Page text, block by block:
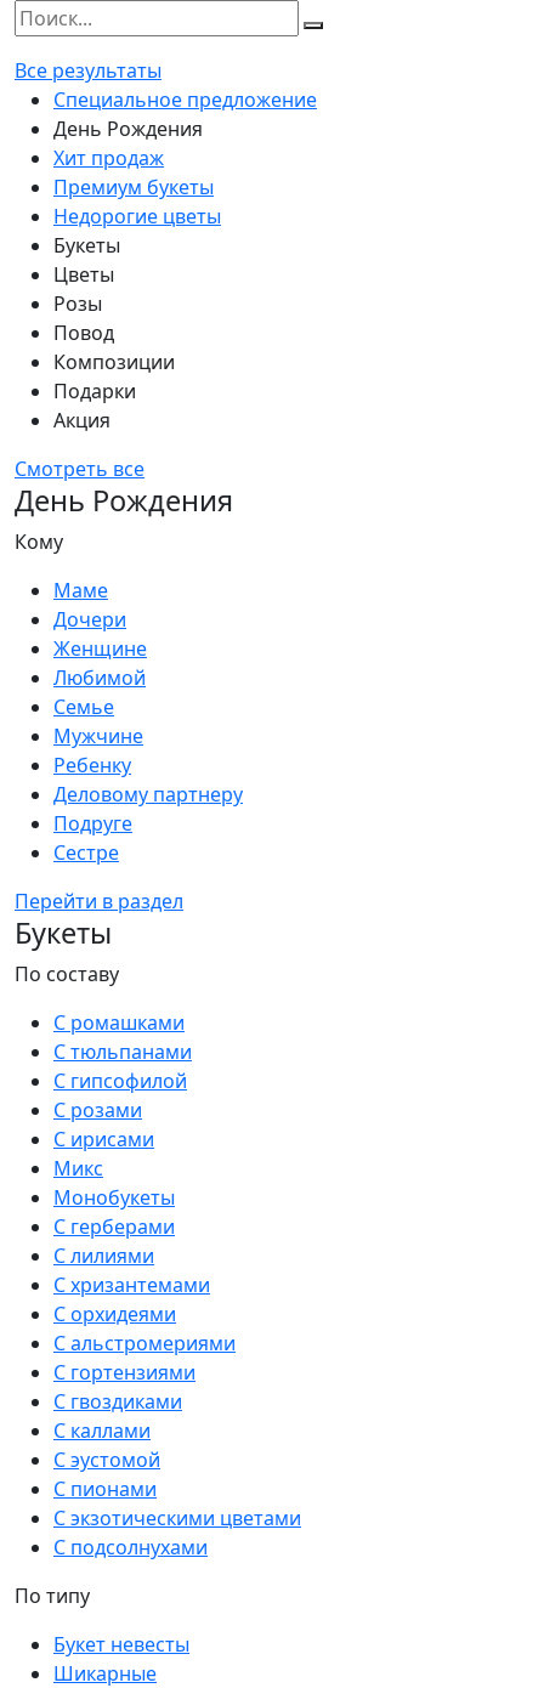
Все результаты
Специальное предложение
День Рождения
Хит продаж
Премиум букеты
Недорогие цветы
Букеты
Цветы
Розы
Повод
Композиции
Подарки
Акция
Смотреть все
День Рождения
Кому
Маме
Дочери
Женщине
Любимой
Семье
Мужчине
Ребенку
Деловому партнеру
Подруге
Сестре
Перейти в раздел
Букеты
По составу
С ромашками
С тюльпанами
С гипсофилой
С розами
С ирисами
Микс
Монобукеты
С герберами
С лилиями
С хризантемами
С орхидеями
С альстромериями
С гортензиями
С гвоздиками
С каллами
С эустомой
С пионами
С экзотическими цветами
С подсолнухами
По типу
Букет невесты
Шикарные